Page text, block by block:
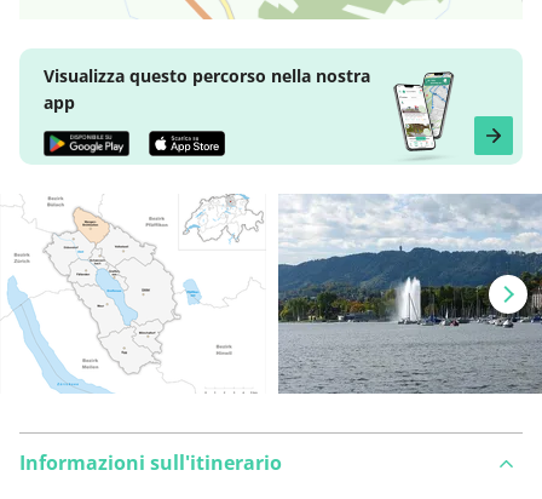
Visualizza questo percorso nella nostra
app
Informazioni sull'itinerario